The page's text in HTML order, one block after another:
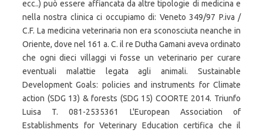
ecc..) può essere affiancata da altre tipologie di medicina e
nella nostra clinica ci occupiamo di: Veneto 349/97 P.iva /
C.F. La medicina veterinaria non era sconosciuta neanche in
Oriente, dove nel 161 a. C. il re Dutha Gamani aveva ordinato
che ogni dieci villaggi vi fosse un veterinario per curare
eventuali malattie legata agli animali. Sustainable
Development Goals: policies and instruments for Climate
action (SDG 13) & forests (SDG 15) COORTE 2014. Triunfo
Luisa T. 081-2535361 L'European Association of
Establishments for Veterinary Education certifica che il